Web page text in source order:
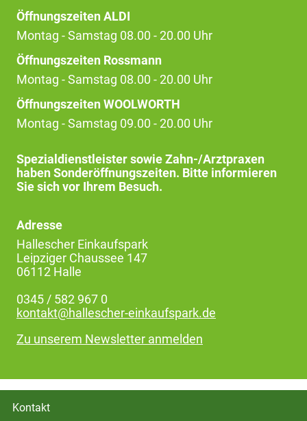
Öffnungszeiten ALDI
Montag - Samstag 08.00 - 20.00 Uhr
Öffnungszeiten Rossmann
Montag - Samstag 08.00 - 20.00 Uhr
Öffnungszeiten WOOLWORTH
Montag - Samstag 09.00 - 20.00 Uhr
Spezialdienstleister sowie Zahn-/Arztpraxen
haben Sonderöffnungszeiten. Bitte informieren
Sie sich vor Ihrem Besuch.
Adresse
Hallescher Einkaufspark
Leipziger Chaussee 147
06112 Halle
0345 / 582 967 0
kontakt@hallescher-einkaufspark.de
Zu unserem Newsletter anmelden
Kontakt